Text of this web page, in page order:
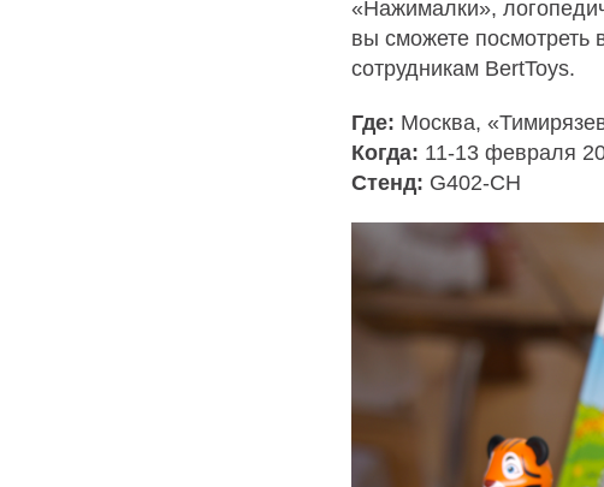
«Нажималки»,
вы сможете посмотреть
сотрудникам BertToys.
Где: Москва,
Когда: 11-13 февраля
Стенд: G402-CH